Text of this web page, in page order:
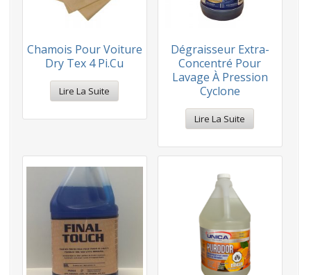
Chamois Pour Voiture
Dry Tex 4 Pi.cu
Lire La Suite
Dégraisseur Extra-
Concentré Pour
Lavage À Pression
Cyclone
Lire La Suite